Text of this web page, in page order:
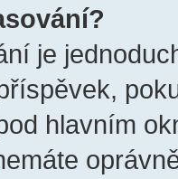
je
hlavním